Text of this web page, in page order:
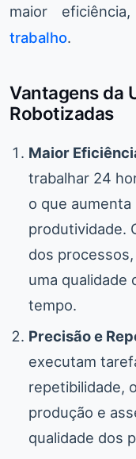
maior
trabalho.
Vantagens da
Robotizadas
Maior
trabalhar 24
o que
produtividade.
dos
uma qualidade
tempo.
Precisão e
executam
repetibilidade,
produção e
qualidade dos